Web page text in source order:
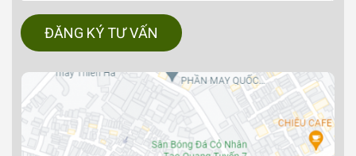
ĐĂNG KÝ TƯ VẤN